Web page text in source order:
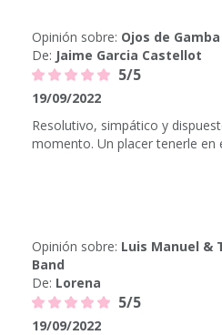
Opinión sobre: Ojos de Gamba
De: Jaime Garcia Castellot
5/5
19/09/2022
Resolutivo, simpático y
momento. Un placer tenerle en
Opinión sobre: Luis Manuel &
Band
De: Lorena
5/5
19/09/2022